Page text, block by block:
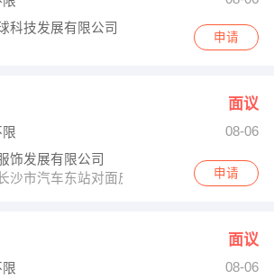
科技发展有限公司
申请
面议
08-06
饰发展有限公司
沙市汽车东站对面皮革市场3栋8号申请
面议
08-06